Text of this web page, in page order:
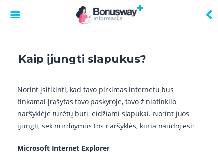
content
Kaip įjungti slapukus?
Norint įsitikinti, kad tavo pirkimas internetu bus
tinkamai įrašytas tavo paskyroje, tavo žiniatinklio
naršyklėje turėtų būti leidžiami slapukai. Norint juos
įjungti, sek nurdoymus tos naršyklės, kuria naudojiesi:
Microsoft Internet Explorer